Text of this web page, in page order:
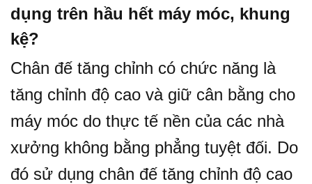
dụng trên hầu hết máy móc, khung
kệ?
Chân đế tăng chỉnh có chức năng là
tăng chỉnh độ cao và giữ cân bằng cho
máy móc do thực tế nền của các nhà
xưởng không bằng phẳng tuyệt đối. Do
đó sử dụng chân đế tăng chỉnh độ cao